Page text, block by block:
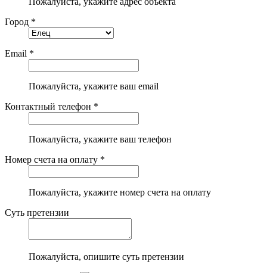
Город *
Email *
Пожалуйста, укажите ваш email
Контактный телефон *
Пожалуйста, укажите ваш телефон
Номер счета на оплату *
Пожалуйста, укажите номер счета на оплату
Суть претензии
Пожалуйста, опишите суть претензии